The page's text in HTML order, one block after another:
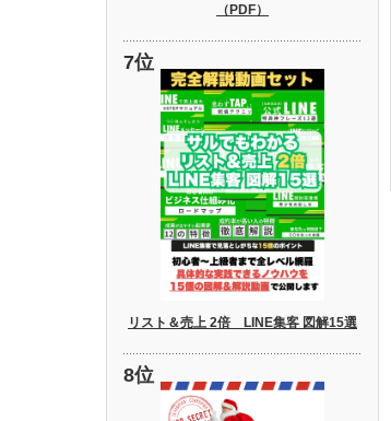
（PDF）
リスト＆売上 2倍 LINE集客 図解15選